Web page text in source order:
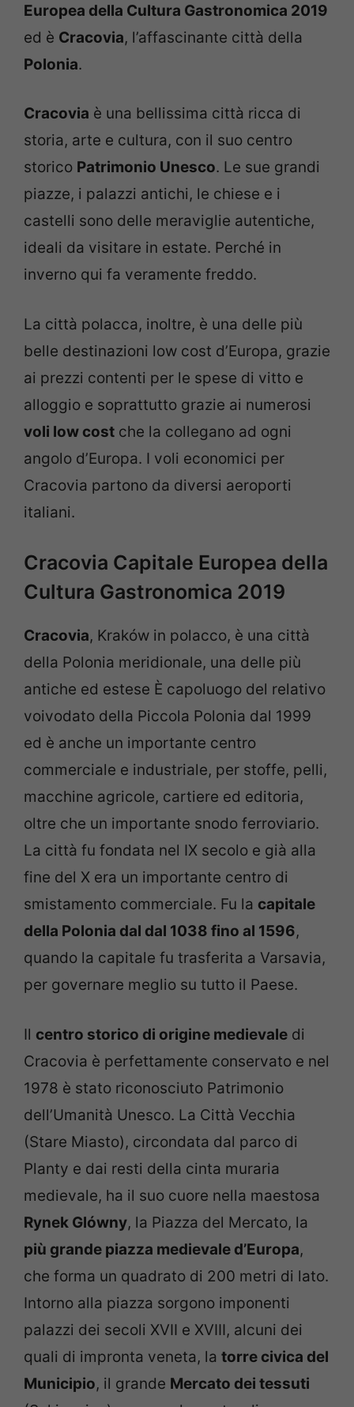
Europea della Cultura Gastronomica 2019
ed è Cracovia, l’affascinante città della
Polonia.
Cracovia è una bellissima città ricca di
storia, arte e cultura, con il suo centro
storico Patrimonio Unesco. Le sue grandi
piazze, i palazzi antichi, le chiese e i
castelli sono delle meraviglie autentiche,
ideali da visitare in estate. Perché in
inverno qui fa veramente freddo.
La città polacca, inoltre, è una delle più
belle destinazioni low cost d’Europa, grazie
ai prezzi contenti per le spese di vitto e
alloggio e soprattutto grazie ai numerosi
voli low cost che la collegano ad ogni
angolo d’Europa. I voli economici per
Cracovia partono da diversi aeroporti
italiani.
Cracovia Capitale Europea della
Cultura Gastronomica 2019
Cracovia, Kraków in polacco, è una città
della Polonia meridionale, una delle più
antiche ed estese È capoluogo del relativo
voivodato della Piccola Polonia dal 1999
ed è anche un importante centro
commerciale e industriale, per stoffe, pelli,
macchine agricole, cartiere ed editoria,
oltre che un importante snodo ferroviario.
La città fu fondata nel IX secolo e già alla
fine del X era un importante centro di
smistamento commerciale. Fu la capitale
della Polonia dal dal 1038 fino al 1596,
quando la capitale fu trasferita a Varsavia,
per governare meglio su tutto il Paese.
Il centro storico di origine medievale di
Cracovia è perfettamente conservato e nel
1978 è stato riconosciuto Patrimonio
dell’Umanità Unesco. La Città Vecchia
(Stare Miasto), circondata dal parco di
Planty e dai resti della cinta muraria
medievale, ha il suo cuore nella maestosa
Rynek Glówny, la Piazza del Mercato, la
più grande piazza medievale d’Europa,
che forma un quadrato di 200 metri di lato.
Intorno alla piazza sorgono imponenti
palazzi dei secoli XVII e XVIII, alcuni dei
quali di impronta veneta, la torre civica del
Municipio, il grande Mercato dei tessuti